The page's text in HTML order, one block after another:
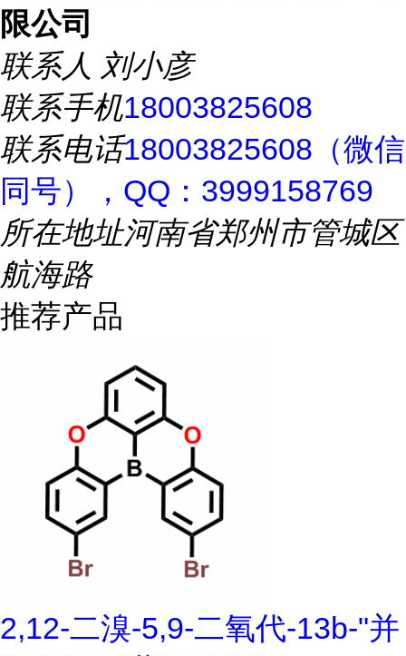
限公司
联系人 刘小彦
联系手机18003825608
联系电话18003825608（微信
同号），QQ：3999158769
所在地址河南省郑州市管城区
航海路
推荐产品
2,12-二溴-5,9-二氧代-13b-"并